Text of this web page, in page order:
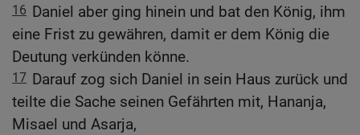
16 Daniel aber ging hinein und bat den König, ihm
eine Frist zu gewähren, damit er dem König die
Deutung verkünden könne.
17 Darauf zog sich Daniel in sein Haus zurück und
teilte die Sache seinen Gefährten mit, Hananja,
Misael und Asarja,